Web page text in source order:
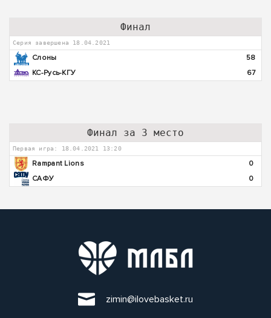
Финал
Серия завершена 18.04.2021
Слоны
58
КС-Русь-КГУ
67
Финал за 3 место
Первая игра: 18.04.2021 13:20
Rampant Lions
0
САФУ
0
zimin@ilovebasket.ru